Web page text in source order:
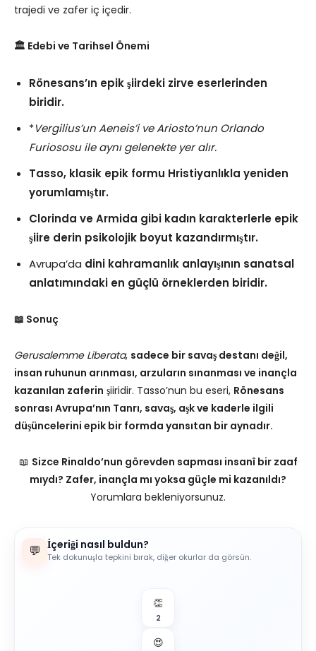
trajedi ve zafer iç içedir.
🏛 Edebi ve Tarihsel Önemi
Rönesans’ın epik şiirdeki zirve eserlerinden
biridir.
*Vergilius’un Aeneis’i ve Ariosto’nun Orlando
Furiososu ile aynı gelenekte yer alır.
Tasso, klasik epik formu Hristiyanlıkla yeniden
yorumlamıştır.
Clorinda ve Armida gibi kadın karakterlerle epik
şiire derin psikolojik boyut kazandırmıştır.
Avrupa’da dini kahramanlık anlayışının sanatsal
anlatımındaki en güçlü örneklerden biridir.
📖 Sonuç
Gerusalemme Liberata, sadece bir savaş destanı değil,
insan ruhunun arınması, arzuların sınanması ve inançla
kazanılan zaferin şiiridir. Tasso’nun bu eseri, Rönesans
sonrası Avrupa’nın Tanrı, savaş, aşk ve kaderle ilgili
düşüncelerini epik bir formda yansıtan bir aynadır.
📖 Sizce Rinaldo’nun görevden sapması insanî bir zaaf
mıydı? Zafer, inançla mı yoksa güçle mi kazanıldı?
Yorumlara bekleniyorsunuz.
💬 İçeriği nasıl buldun?
Tek dokunuşla tepkini bırak, diğer okurlar da görsün.
👏
2
😍